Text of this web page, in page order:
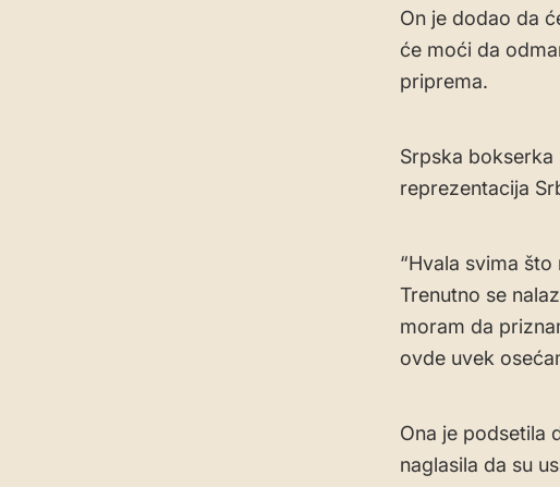
On je dodao da
će moći da
priprema.
Srpska bokserka
reprezentacija
“Hvala svima
Trenutno se
moram da
ovde uvek
Ona je podsetila
naglasila da su